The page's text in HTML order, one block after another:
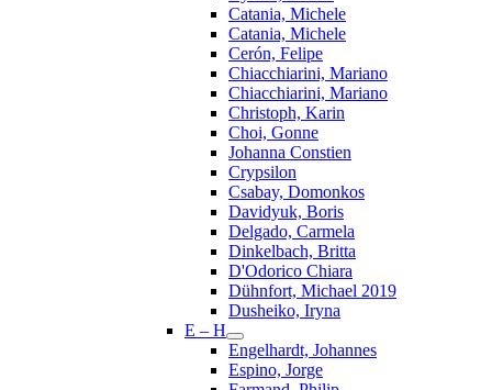
Catania, Michele
Catania, Michele
Cerón, Felipe
Chiacchiarini, Mariano
Chiacchiarini, Mariano
Christoph, Karin
Choi, Gonne
Johanna Constien
Crypsilon
Csabay, Domonkos
Davidyuk, Boris
Delgado, Carmela
Dinkelbach, Britta
D'Odorico Chiara
Dühnfort, Michael 2019
Dusheiko, Iryna
E – H
Engelhardt, Johannes
Espino, Jorge